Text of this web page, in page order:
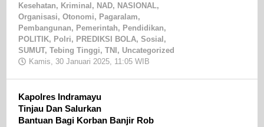
Kesehatan, Kriminal , NAD, NASIONAL,
Organisasi, Otonomi, Pagaralam,
Pembangunan, Pemerintah, Pendidikan,
POLITIK, Polri, PREDIKSI BOLA, Sosial ,
SUMUT, Tebing Tinggi, TNI , Uncategorized
Kamis, 30 Januari 2025, 11:05 WIB
Kapolres Indramayu
Tinjau Dan Salurkan
Bantuan Bagi Korban Banjir Rob